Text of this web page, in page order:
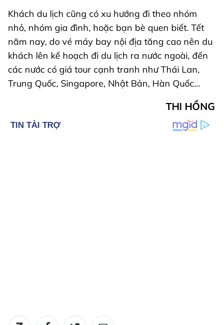
Khách du lịch cũng có xu hướng đi theo nhóm
nhỏ, nhóm gia đình, hoặc bạn bè quen biết. Tết
năm nay, do vé máy bay nội địa tăng cao nên du
khách lên kế hoạch đi du lịch ra nước ngoài, đến
các nước có giá tour cạnh tranh như Thái Lan,
Trung Quốc, Singapore, Nhật Bản, Hàn Quốc…
THI HỒNG